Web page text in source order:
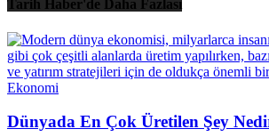
Tarih Haber'de Daha Fazlası
Ekonomi
Dünyada En Çok Üretilen Şey